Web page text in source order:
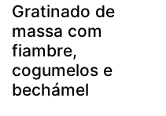
Gratinado de
massa com
fiambre,
cogumelos e
bechámel